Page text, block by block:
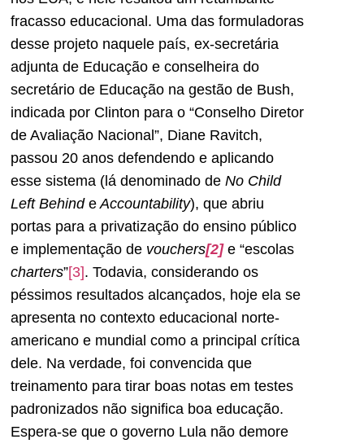
fracasso educacional. Uma das formuladoras
desse projeto naquele país, ex-secretária
adjunta de Educação e conselheira do
secretário de Educação na gestão de Bush,
indicada por Clinton para o “Conselho Diretor
de Avaliação Nacional”, Diane Ravitch,
passou 20 anos defendendo e aplicando
esse sistema (lá denominado de No Child
Left Behind eAccountability), que abriu
portas para a privatização do ensino público
e implementação de vouchers[2]e “escolas
charters”[3]. Todavia, considerando os
péssimos resultados alcançados, hoje ela se
apresenta no contexto educacional norte-
americano e mundial como a principal crítica
dele. Na verdade, foi convencida que
treinamento para tirar boas notas em testes
padronizados não significa boa educação.
Espera-se que o governo Lula não demore